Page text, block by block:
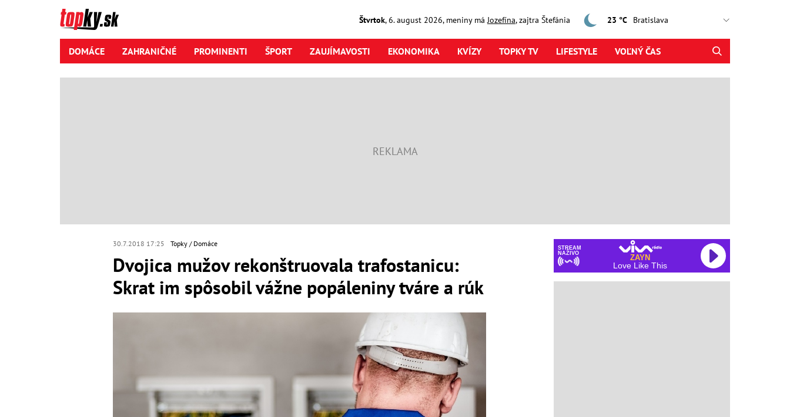
Štvrtok,6. august2026, meniny má Jozefína, zajtra Štefánia 23 °C
DOMÁCE ZAHRANIČNÉ PROMINENTI ŠPORT ZAUJÍMAVOSTI EKONOMIKA KVÍZY TOPKY TV LIFESTYLE VOĽNÝ ČAS
30.7.2018 17:25 Topky Domáce
Dvojica mužov rekonštruovala trafostanicu:
Skrat im spôsobil vážne popáleniny tváre a rúk
STREAM
NAŽIVO
ZAYN
Love Like This